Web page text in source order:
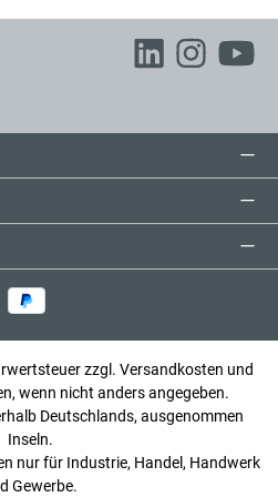
zzgl. Versandkosten und
wenn nicht anders angegeben.
Deutschlands, ausgenommen
Inseln.
nur für Industrie, Handel, Handwerk
Gewerbe.